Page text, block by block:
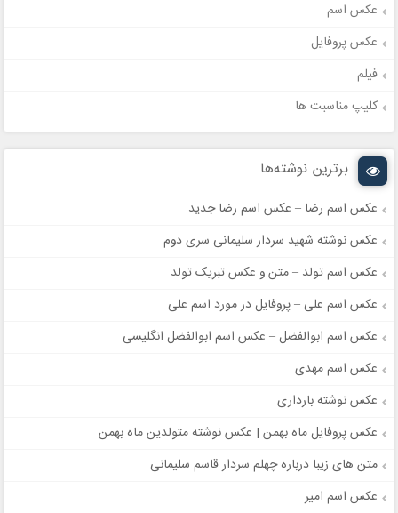
عکس اسم
عکس پروفایل
فیلم
کلیپ مناسبت ها
برترین نوشته‌ها
عکس اسم رضا – عکس اسم رضا جدید
عکس نوشته شهید سردار سلیمانی سری دوم
عکس اسم تولد – متن و عکس تبریک تولد
عکس اسم علی – پروفایل در مورد اسم علی
عکس اسم ابوالفضل – عکس اسم ابوالفضل انگلیسی
عکس اسم مهدی
عکس نوشته بارداری
عکس پروفایل ماه بهمن | عکس نوشته متولدین ماه بهمن
متن های زیبا درباره چهلم سردار قاسم سلیمانی
عکس اسم امیر